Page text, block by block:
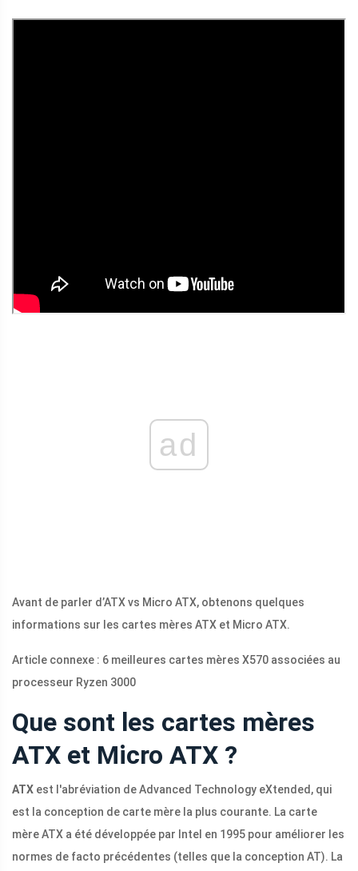
ad
Avant de parler d’ATX vs Micro ATX, obtenons quelques
informations sur les cartes mères ATX et Micro ATX.
Article connexe : 6 meilleures cartes mères X570 associées au
processeur Ryzen 3000
Que sont les cartes mères
ATX et Micro ATX ?
ATX est l'abréviation de Advanced Technology eXtended, qui
est la conception de carte mère la plus courante. La carte
mère ATX a été développée par Intel en 1995 pour améliorer les
normes de facto précédentes (telles que la conception AT). La